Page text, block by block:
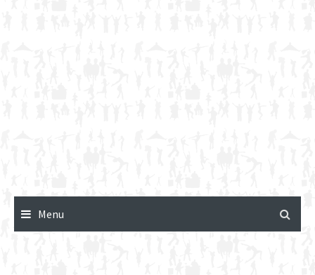
Menu